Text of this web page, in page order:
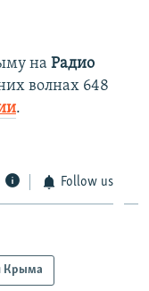
на Радио
волнах 648
.
Follow us
Крыма